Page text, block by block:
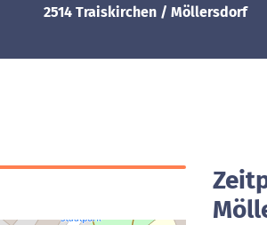
2514 Traiskirchen / Möllersdorf